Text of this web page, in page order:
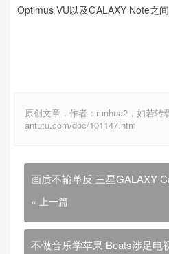
Optimus VU以及GALAXY Note之间
原创文章，作者：runhua2，如若转
antutu.com/doc/101147.htm
画质不输单反 三星GALAXY
« 上一篇
不做音乐学苹果 Beats涉足电